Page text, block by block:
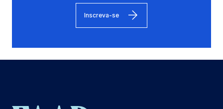
Inscreva-se